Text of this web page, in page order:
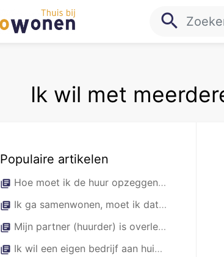
search
Ik wil met
Populaire artikelen
library_books Hoe moet ik de huur opzeggen en wat is de opzegtermijn?
library_books Ik ga samenwonen, moet ik dat melden?
library_books Mijn partner (huurder) is overleden en ik sta al op het contract. Moet ik nog iets doen?
library_books Ik wil een eigen bedrijf aan huis beginnen